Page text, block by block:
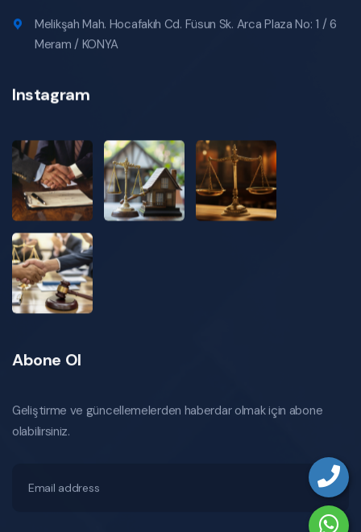
Melikşah Mah. Hocafakıh Cd. Füsun Sk. Arca Plaza No: 1 / 6
Meram / KONYA
Instagram
Abone Ol
Geliştirme ve güncellemelerden haberdar olmak için abone
olabilirsiniz.